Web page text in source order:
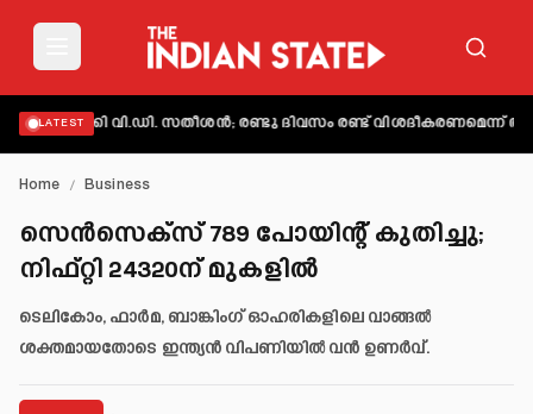
LATEST വി.ഡി. സതീശൻ; രണ്ടു ദിവസം രണ്ട് വിശദീകരണമെന്ന്
Home / Business
സെൻസെക്സ് 789 പോയിന്റ് കുതിച്ചു;
നിഫ്റ്റി 24320ന് മുകളിൽ
ടെലികോം, ഫാർമ, ബാങ്കിംഗ് ഓഹരികളിലെ വാങ്ങൽ
ശക്തമായതോടെ ഇന്ത്യൻ വിപണിയിൽ വൻ ഉണർവ്.